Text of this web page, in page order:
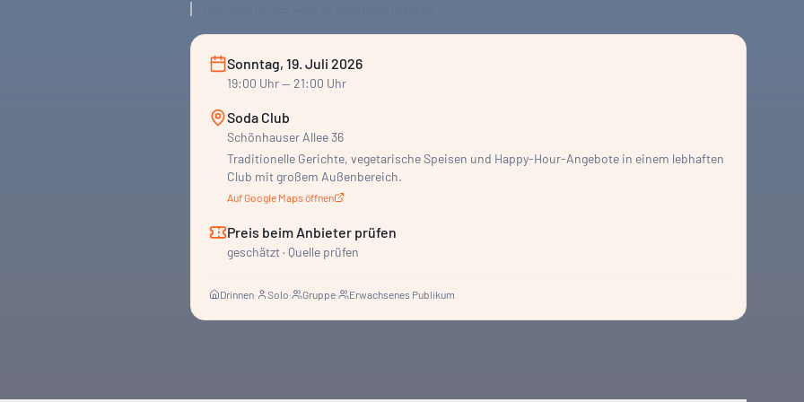
Sonntag, 19. Juli 2026
19:00 Uhr— 21:00 Uhr
Soda Club
Schönhauser Allee 36
Traditionelle Gerichte, vegetarische Speisen und Happy-Hour-Angebote in einem lebhaften
Club mit großem Außenbereich.
Auf Google Maps öffnen
Preis beim Anbieter prüfen
geschätzt · Quelle prüfen
Drinnen· Solo· Gruppe· Erwachsenes Publikum